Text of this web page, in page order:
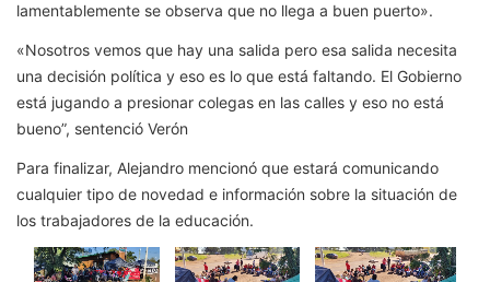
lamentablemente se observa que no llega a buen puerto».
«Nosotros vemos que hay una salida pero esa salida necesita
una decisión política y eso es lo que está faltando. El Gobierno
está jugando a presionar colegas en las calles y eso no está
bueno”, sentenció Verón
Para finalizar, Alejandro mencionó que estará comunicando
cualquier tipo de novedad e información sobre la situación de
los trabajadores de la educación.